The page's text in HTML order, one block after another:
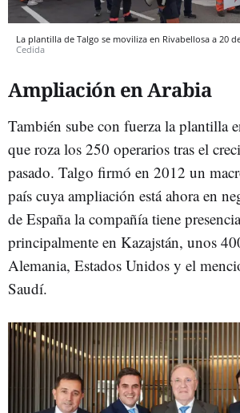
La plantilla de Talgo se moviliza en Rivabellosa a 20
Cedida
Ampliación en Arabia
También sube con fuerza la plantilla
que roza los 250 operarios tras el
pasado. Talgo firmó en 2012 un
país cuya ampliación está ahora en
de España la compañía tiene
principalmente en Kazajstán, unos
Alemania, Estados Unidos y el
Saudí.